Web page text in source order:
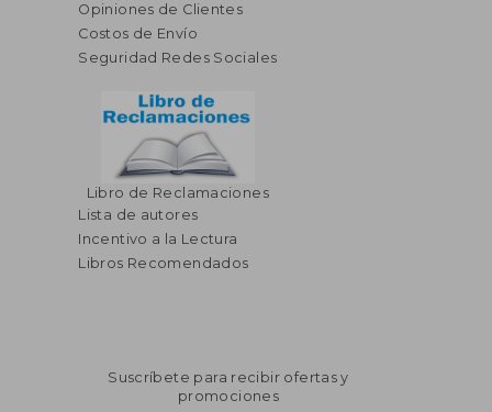
Opiniones de Clientes
Costos de Envío
Seguridad Redes Sociales
Libro de Reclamaciones
Lista de autores
Incentivo a la Lectura
Libros Recomendados
Suscríbete para recibir ofertas y
promociones